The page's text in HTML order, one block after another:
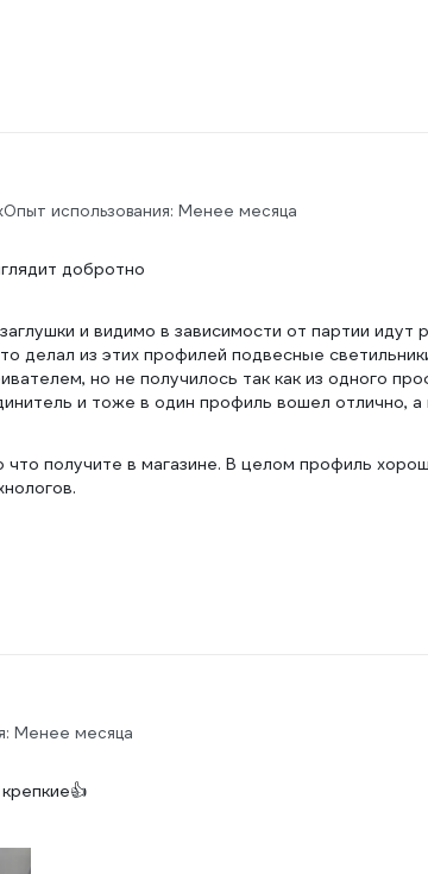
Опыт использования: Менее месяца
добротно
и видимо в зависимости от партии
делал из этих профилей подвесные
но не получилось так как из одного
и тоже в один профиль вошел отлично, а
получите в магазине. В целом профиль
Менее месяца